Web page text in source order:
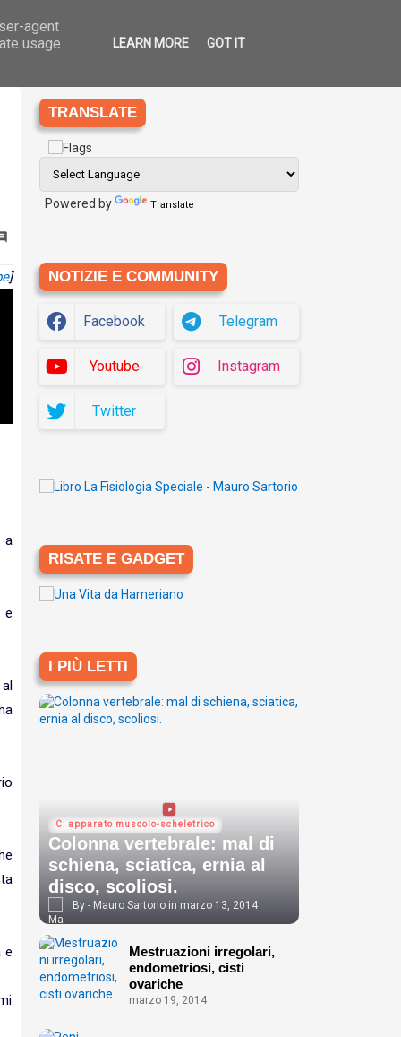
Eziologia Siti
]
a
e
e
TRANSLATE
Powered by Translate
NOTIZIE E COMMUNITY
Facebook Telegram
Youtube Instagram
Twitter
RISATE E GADGET
I PIÙ LETTI
C: apparato muscolo-scheletrico
Colonna vertebrale: mal di
schiena, sciatica, ernia al
disco, scoliosi.
Mauro Sartorio marzo 13, 2014
Mestruazioni irregolari,
endometriosi, cisti
ovariche
marzo 19, 2014
agent
usage
LEARN MORE GOT IT